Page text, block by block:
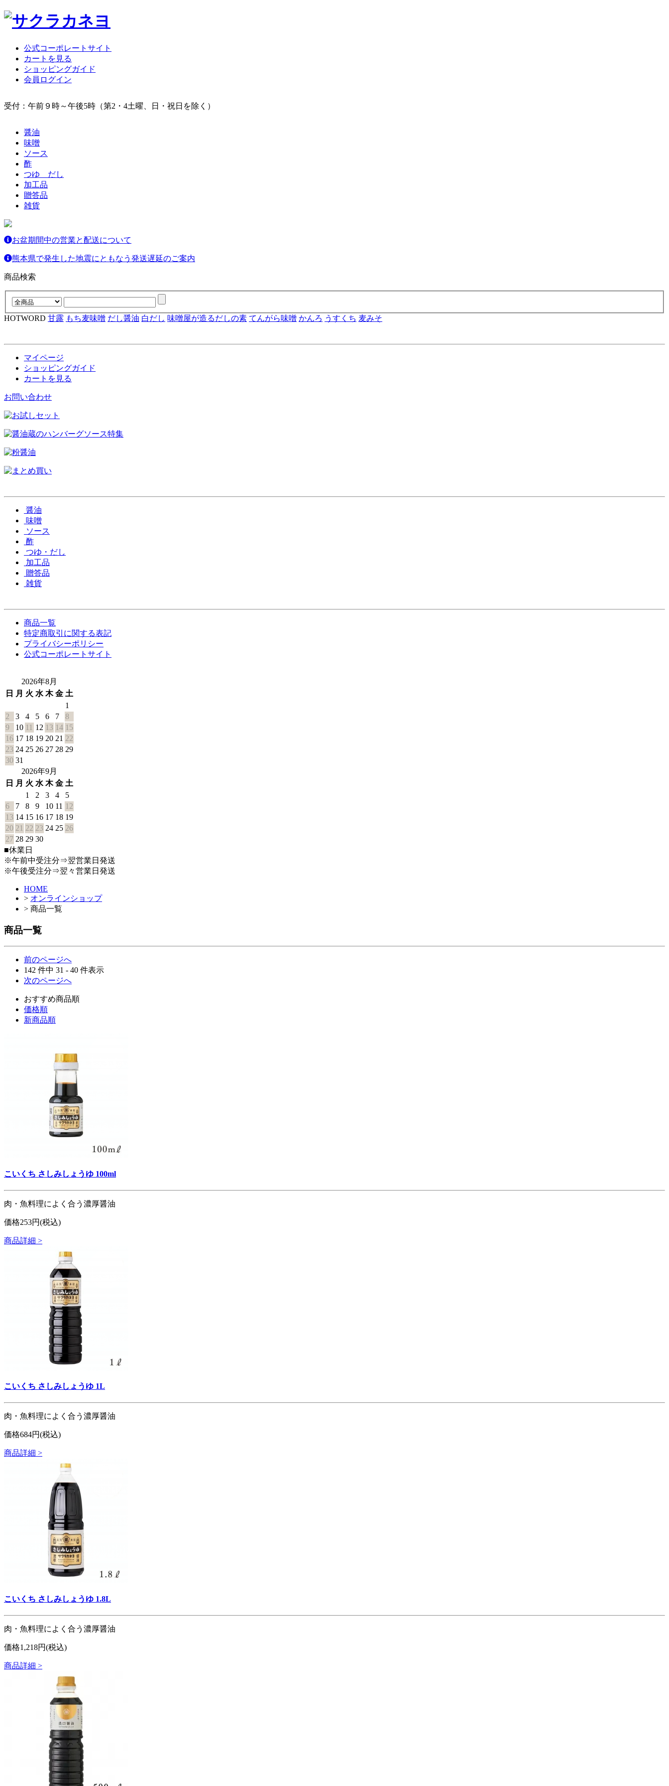
公式コーポレートサイト
カートを見る
ショッピングガイド
会員ログイン
受付：午前９時～午後5時（第2・4土曜、日・祝日を除く）
醤油
味噌
ソース
酢
つゆ だし
加工品
贈答品
雑貨
お盆期間中の営業と配送について
熊本県で発生した地震にともなう発送遅延のご案内
商品検索
HOTWORD 甘露 もち麦味噌 だし醤油 白だし 味噌屋が造るだしの素 てんがら味噌 かんろ うすくち 麦みそ
マイページ
ショッピングガイド
カートを見る
お問い合わせ
醤油
味噌
ソース
酢
つゆ・だし
加工品
贈答品
雑貨
商品一覧
特定商取引に関する表記
プライバシーポリシー
公式コーポレートサイト
2026年8月
日
月 火 水 木 金 土
1
2
3 4 5 6 7
8
9
10 11 12 13 14 15
16 17 18 19 20 21 22
23 24 25 26 27 28 29
30 31
2026年9月
日
月 火 水 木 金 土
1
2 3 4
5
6
7 8 9 10 11 12
13 14 15 16 17 18 19
20 21 22 23 24 25 26
27 28 29 30
■休業日
※午前中受注分⇒翌営業日発送
※午後受注分⇒翌々営業日発送
HOME
> オンラインショップ
> 商品一覧
商品一覧
前のページへ
142 件中 31 - 40 件表示
次のページへ
おすすめ商品順
価格順
新商品順
こいくち さしみしょうゆ 100ml
肉・魚料理によく合う濃厚醤油
価格253円(税込)
商品詳細 >
こいくち さしみしょうゆ 1L
肉・魚料理によく合う濃厚醤油
価格684円(税込)
商品詳細 >
こいくち さしみしょうゆ 1.8L
肉・魚料理によく合う濃厚醤油
価格1,218円(税込)
商品詳細 >